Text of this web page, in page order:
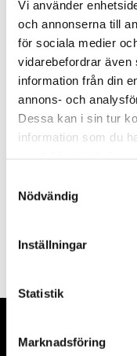
Vi använder
och annonserna till
för sociala medier
vidarebefordrar även
information från din
annons- och
Dessa kan i sin tur
information som du
Nödvändig
Inställningar
Statistik
Marknadsföring
st
Finns i lager
Beskrivning
Filer